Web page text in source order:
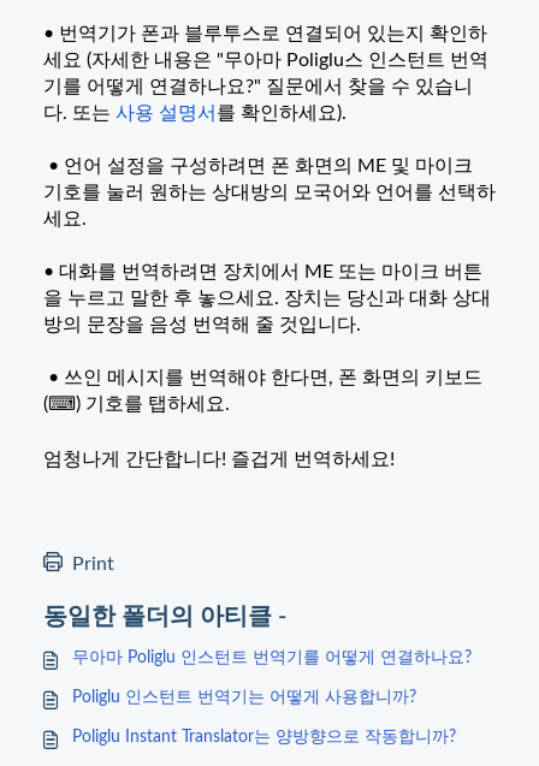
• 번역기가 폰과 블루투스로 연결되어 있는지 확인하
세요 (자세한 내용은 "무아마 Poliglu스 인스턴트 번역
기를 어떻게 연결하나요?" 질문에서 찾을 수 있습니
다. 또는 사용 설명서 를 확인하세요).
• 언어 설정을 구성하려면 폰 화면의 ME 및 마이크
기호를 눌러 원하는 상대방의 모국어와 언어를 선택하
세요.
• 대화를 번역하려면 장치에서 ME 또는 마이크 버튼
을 누르고 말한 후 놓으세요. 장치는 당신과 대화 상대
방의 문장을 음성 번역해 줄 것입니다.
• 쓰인 메시지를 번역해야 한다면, 폰 화면의 키보드
(⌨) 기호를 탭하세요.
엄청나게 간단합니다! 즐겁게 번역하세요!
Print
동일한 폴더의 아티클 -
무아마 Poliglu 인스턴트 번역기를 어떻게 연결하나요?
Poliglu 인스턴트 번역기는 어떻게 사용합니까?
Poliglu Instant Translator는 양방향으로 작동합니까?